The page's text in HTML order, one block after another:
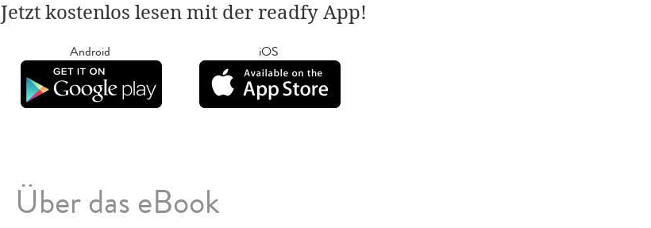
Jetzt kostenlos lesen mit der readfy App!
Android iOS
Über das eBook